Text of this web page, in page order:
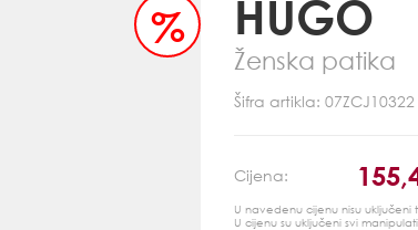
% HUGO
Ženska patika
Šifra artikla: 07ZCJ10322
Cijena:
U navedenu cijenu nisu uključeni
U cijenu su uključeni svi